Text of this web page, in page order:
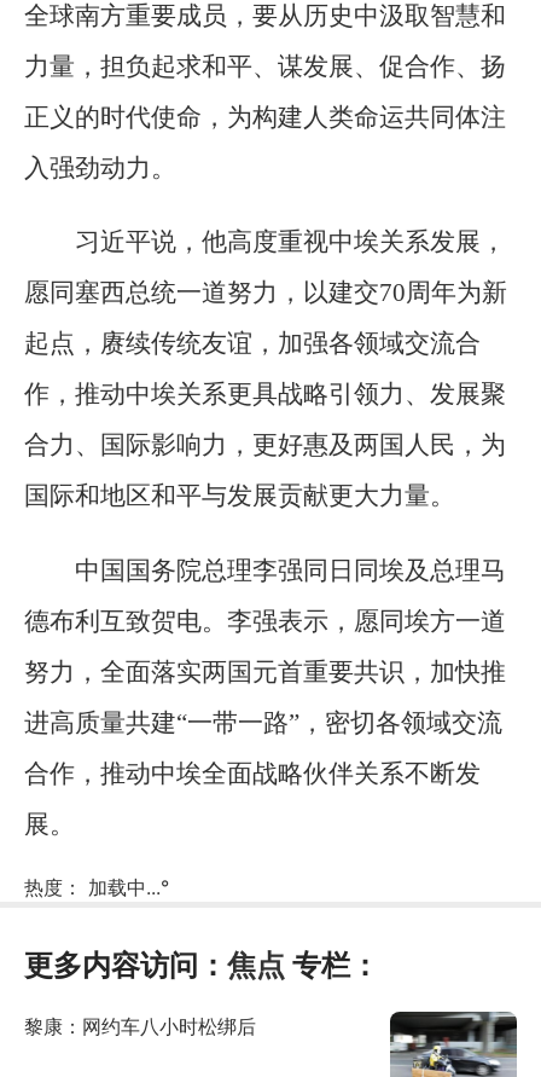
全球南方重要成员，要从历史中汲取智慧和
力量，担负起求和平、谋发展、促合作、扬
正义的时代使命，为构建人类命运共同体注
入强劲动力。
习近平说，他高度重视中埃关系发展，
愿同塞西总统一道努力，以建交70周年为新
起点，赓续传统友谊，加强各领域交流合
作，推动中埃关系更具战略引领力、发展聚
合力、国际影响力，更好惠及两国人民，为
国际和地区和平与发展贡献更大力量。
中国国务院总理李强同日同埃及总理马
德布利互致贺电。李强表示，愿同埃方一道
努力，全面落实两国元首重要共识，加快推
进高质量共建“一带一路”，密切各领域交流
合作，推动中埃全面战略伙伴关系不断发
展。
热度： 加载中...°
更多内容访问： 焦点 专栏：
黎康：网约车八小时松绑后